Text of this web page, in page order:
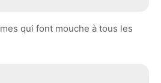
qui font mouche à tous les